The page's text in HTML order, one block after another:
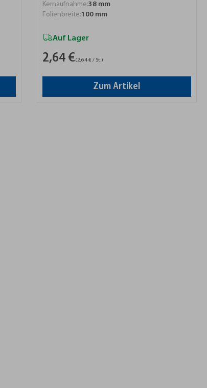
Kernaufnahme:38 mm
Folienbreite:100 mm
Auf Lager
2,64 €(2,64 € / St.)
Zum Artikel